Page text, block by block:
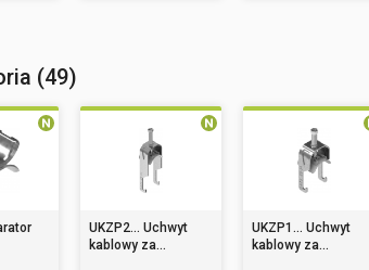
(49)
UKZP2... Uchwyt
kablowy za...
UKZP1... Uchwyt
kablowy za...